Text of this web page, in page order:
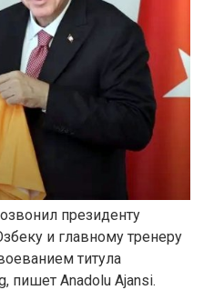
президенту
и главному тренеру
титула
пишет Anadolu Ajansi.